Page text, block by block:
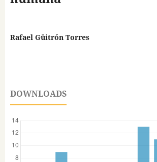
Rafael Güitrón Torres
DOWNLOADS